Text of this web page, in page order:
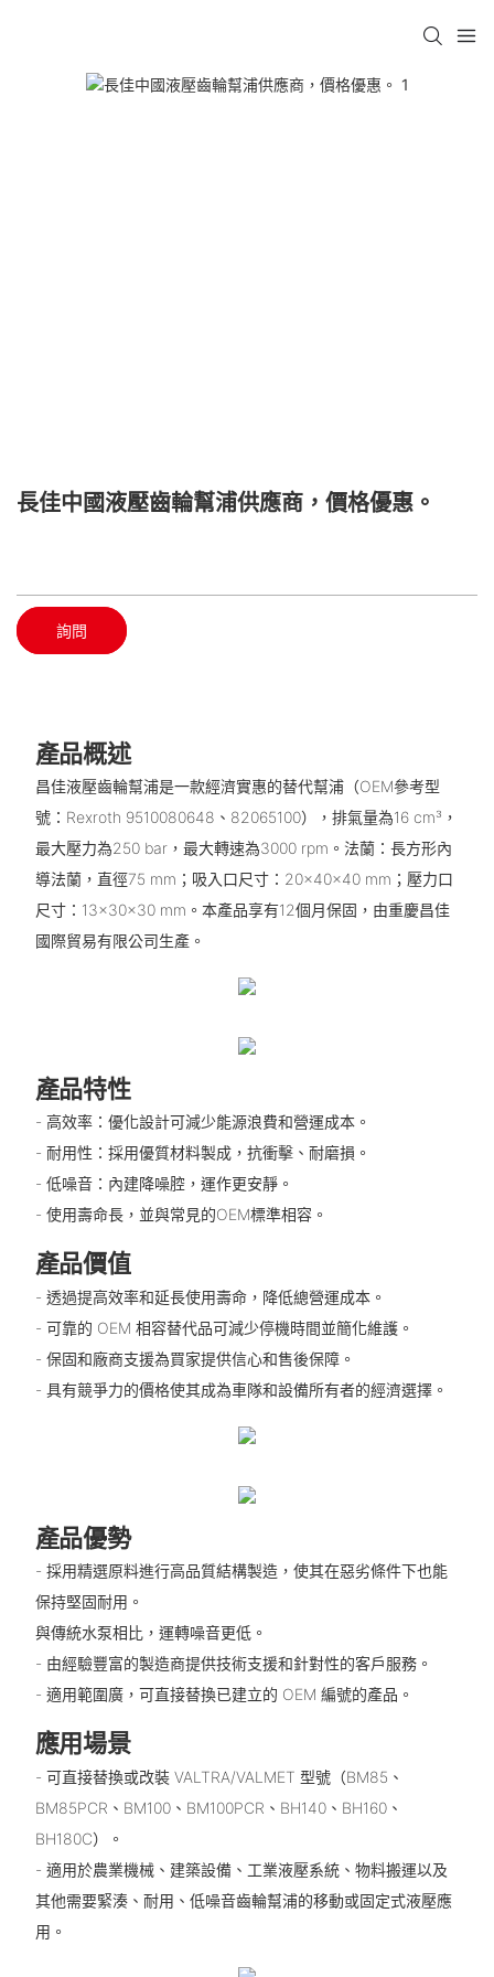
長佳中國液壓齒輪幫浦供應商，價格優惠。
詢問
產品概述
昌佳液壓齒輪幫浦是一款經濟實惠的替代幫浦（OEM參考型
號：Rexroth 9510080648、82065100），排氣量為16 cm³，
最大壓力為250 bar，最大轉速為3000 rpm。法蘭：長方形內
導法蘭，直徑75 mm；吸入口尺寸：20×40×40 mm；壓力口
尺寸：13×30×30 mm。本產品享有12個月保固，由重慶昌佳
國際貿易有限公司生產。
產品特性
- 高效率：優化設計可減少能源浪費和營運成本。
- 耐用性：採用優質材料製成，抗衝擊、耐磨損。
- 低噪音：內建降噪腔，運作更安靜。
- 使用壽命長，並與常見的OEM標準相容。
產品價值
- 透過提高效率和延長使用壽命，降低總營運成本。
- 可靠的 OEM 相容替代品可減少停機時間並簡化維護。
- 保固和廠商支援為買家提供信心和售後保障。
- 具有競爭力的價格使其成為車隊和設備所有者的經濟選擇。
產品優勢
- 採用精選原料進行高品質結構製造，使其在惡劣條件下也能
保持堅固耐用。
與傳統水泵相比，運轉噪音更低。
- 由經驗豐富的製造商提供技術支援和針對性的客戶服務。
- 適用範圍廣，可直接替換已建立的 OEM 編號的產品。
應用場景
- 可直接替換或改裝 VALTRA/VALMET 型號（BM85、
BM85PCR、BM100、BM100PCR、BH140、BH160、
BH180C）。
- 適用於農業機械、建築設備、工業液壓系統、物料搬運以及
其他需要緊湊、耐用、低噪音齒輪幫浦的移動或固定式液壓應
用。